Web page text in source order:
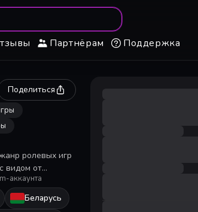
Партнёрам Поддержка
Поделиться
ролевых игр
видом от
летающем
собирайте
аккаунта
Беларусь